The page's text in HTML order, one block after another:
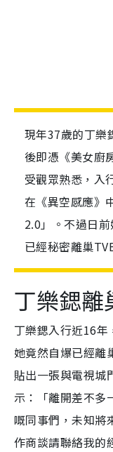
現年37歲的丁樂
後即憑《美女廚
受觀眾熟悉，入
在《異空感應》
2.0」。不過日
已經秘密離巢
丁樂鍶離
丁樂鍶入行近16
她竟然自爆已經離
貼出一張與電視城
示：「離開差不多
嘅同事們，未知將
作商談請聯絡我的